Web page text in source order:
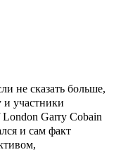
не сказать больше,
участники
London Garry Cobain
и сам факт